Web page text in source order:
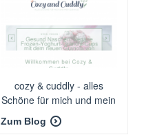
cozy & cuddly - alles
Schöne für mich und mein
Zuhause
Zum Blog